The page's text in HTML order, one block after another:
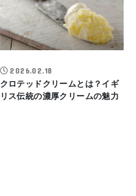
2026.02.18
クロテッドクリームとは？イギ
リス伝統の濃厚クリームの魅力